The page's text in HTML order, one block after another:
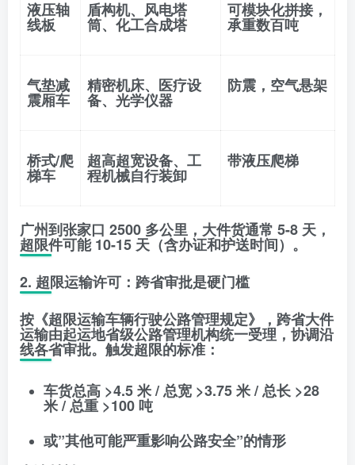
液压轴
线板
盾构机、风电塔
筒、化工合成塔
可模块化拼接，
承重数百吨
气垫减
震厢车
精密机床、医疗设
备、光学仪器
防震，空气悬架
桥式/爬
梯车
超高超宽设备、工
程机械自行装卸
带液压爬梯
广州到张家口 2500 多公里，大件货通常 5-8 天，
超限件可能 10-15 天（含办证和护送时间）。
2. 超限运输许可：跨省审批是硬门槛
按《超限运输车辆行驶公路管理规定》，跨省大件
运输由起运地省级公路管理机构统一受理 ，协调沿
线各省审批。触发超限的标准：
车货总高 >4.5 米 / 总宽 >3.75 米 / 总长 >28
米 / 总重 >100 吨
或”其他可能严重影响公路安全”的情形